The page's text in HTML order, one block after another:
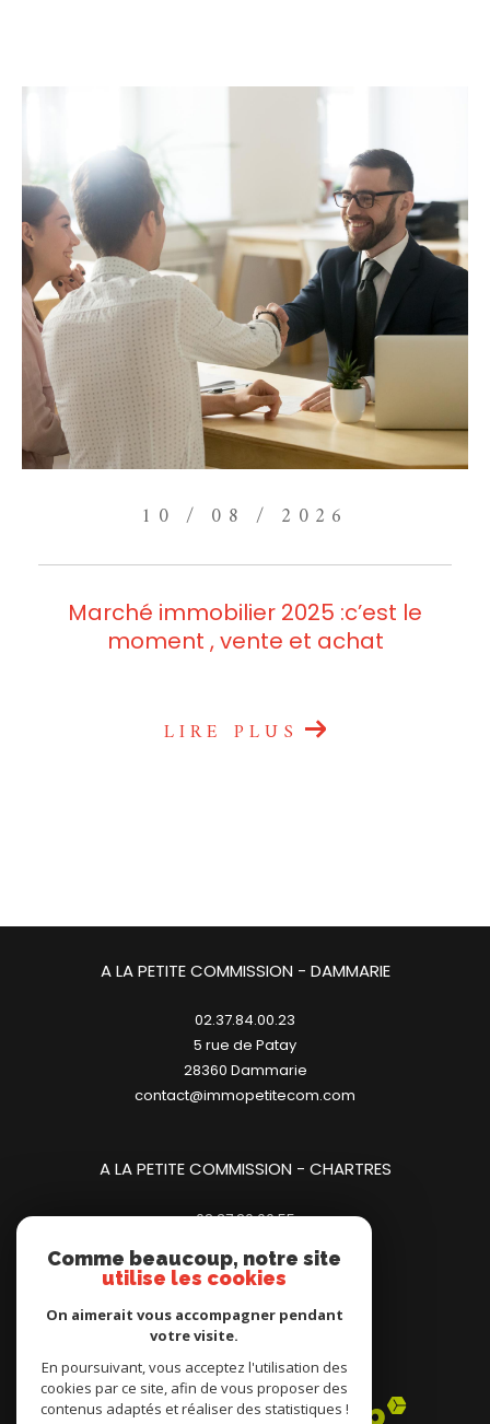
10 / 08 / 2026
Marché immobilier 2025 :c’est le
moment , vente et achat
LIRE PLUS
A LA PETITE COMMISSION - CHARTRES
02.37.20.00.55
28000 chartres
A LA PETITE COMMISSION - DAMMARIE
02.37.84.00.23
5 rue de Patay
28360
dammarie
contact@immopetitecom.com
Adhérents
Comme beaucoup, notre site
utilise les cookies
On aimerait vous accompagner pendant
votre visite.
En poursuivant, vous acceptez l'utilisation des
cookies par ce site, afin de vous proposer des
contenus adaptés et réaliser des statistiques !